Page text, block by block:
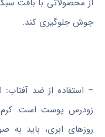
از محصولاتی با بافت
جوش جلوگیری کند.
روزهای ابری، باید به